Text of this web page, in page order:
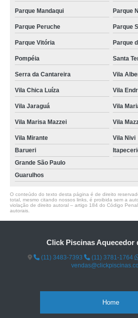
Parque Mandaqui Parque
Parque Peruche Parque
Parque Vitória Parque
Pompéia Santa
Serra da Cantareira Vila
Vila Chica Luíza Vila
Vila Jaraguá Vila
Vila Marisa Mazzei Vila
Vila Mirante
Vila Nivi
Barueri
Grande São Paulo
Guarulhos
O conteúdo do texto desta página é de direito
total, mesmo citando nossos links, é proibida sem a
violação de direito autoral – artigo 184 do Código
autorais
Click Piscinas Aquecedor
(11) 3483-7393 (11) 3781-1764
Home